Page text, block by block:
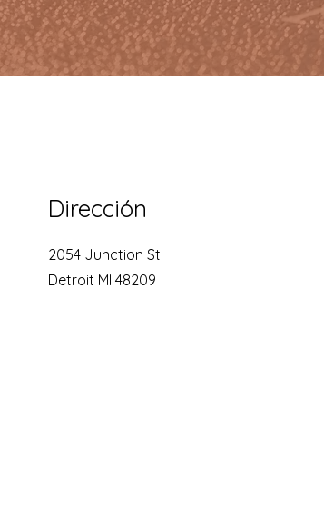
Dirección
2054 Junction St
Detroit MI 48209